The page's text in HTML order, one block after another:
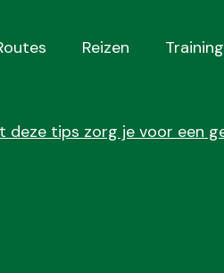
Reizen Training
deze tips zorg je voor een